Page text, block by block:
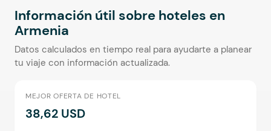
Información útil sobre hoteles en
Armenia
Datos calculados en tiempo real para ayudarte a planear
tu viaje con información actualizada.
MEJOR OFERTA DE HOTEL
38,62 USD